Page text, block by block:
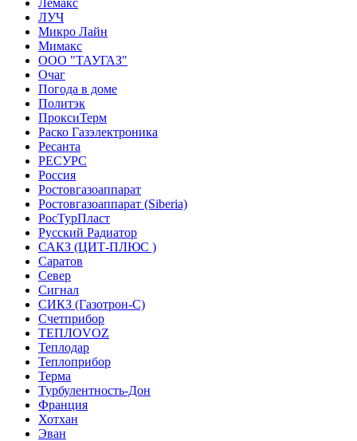
Лемакс
ЛУЧ
Микро Лайн
Мимакс
ООО "ТАУГАЗ"
Очаг
Погода в доме
Политэк
ПроксиТерм
Раско Газэлектроника
Ресанта
РЕСУРС
Россия
Ростовгазоаппарат
Ростовгазоаппарат (Siberia)
РосТурПласт
Русский Радиатор
САКЗ (ЦИТ-ПЛЮС )
Саратов
Север
Сигнал
СИКЗ (Газотрон-С)
Счетприбор
ТЕПЛОVOZ
Теплодар
Теплоприбор
Терма
Турбулентность-Дон
Франция
Хотхан
Эван